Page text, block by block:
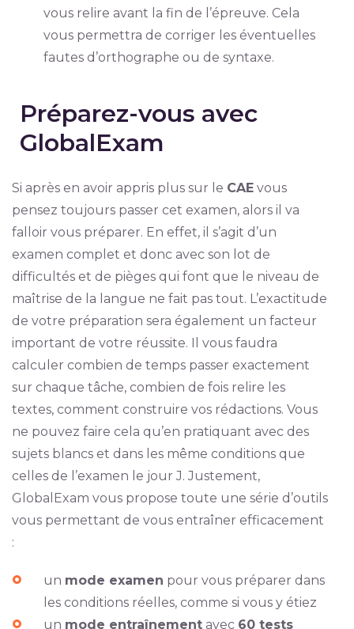
vous relire avant la fin de l’épreuve. Cela
vous permettra de corriger les éventuelles
fautes d’orthographe ou de syntaxe.
Préparez-vous avec
GlobalExam
Si après en avoir appris plus sur le CAEvous
pensez toujours passer cet examen, alors il va
falloir vous préparer. En effet, il s’agit d’un
examen complet et donc avec son lot de
difficultés et de pièges qui font que le niveau de
maîtrise de la langue ne fait pas tout. L’exactitude
de votre préparation sera également un facteur
important de votre réussite. Il vous faudra
calculer combien de temps passer exactement
sur chaque tâche, combien de fois relire les
textes, comment construire vos rédactions. Vous
ne pouvez faire cela qu’en pratiquant avec des
sujets blancs et dans les même conditions que
celles de l’examen le jour J. Justement,
GlobalExam vous propose toute une série d’outils
vous permettant de vous entraîner efficacement
:
un mode examen pour vous préparer dans
les conditions réelles, comme si vous y étiez
un mode entraînementavec 60 tests